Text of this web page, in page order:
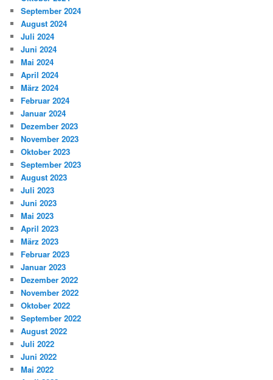
September 2024
August 2024
Juli 2024
Juni 2024
Mai 2024
April 2024
März 2024
Februar 2024
Januar 2024
Dezember 2023
November 2023
Oktober 2023
September 2023
August 2023
Juli 2023
Juni 2023
Mai 2023
April 2023
März 2023
Februar 2023
Januar 2023
Dezember 2022
November 2022
Oktober 2022
September 2022
August 2022
Juli 2022
Juni 2022
Mai 2022